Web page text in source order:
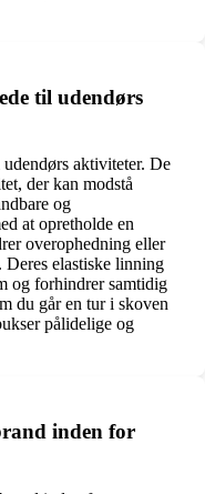
til udendørs
aktiviteter. De
der kan modstå
og
at opretholde en
overophedning eller
elastiske linning
og forhindrer samtidig
du går en tur i skoven
pålidelige og
inden for